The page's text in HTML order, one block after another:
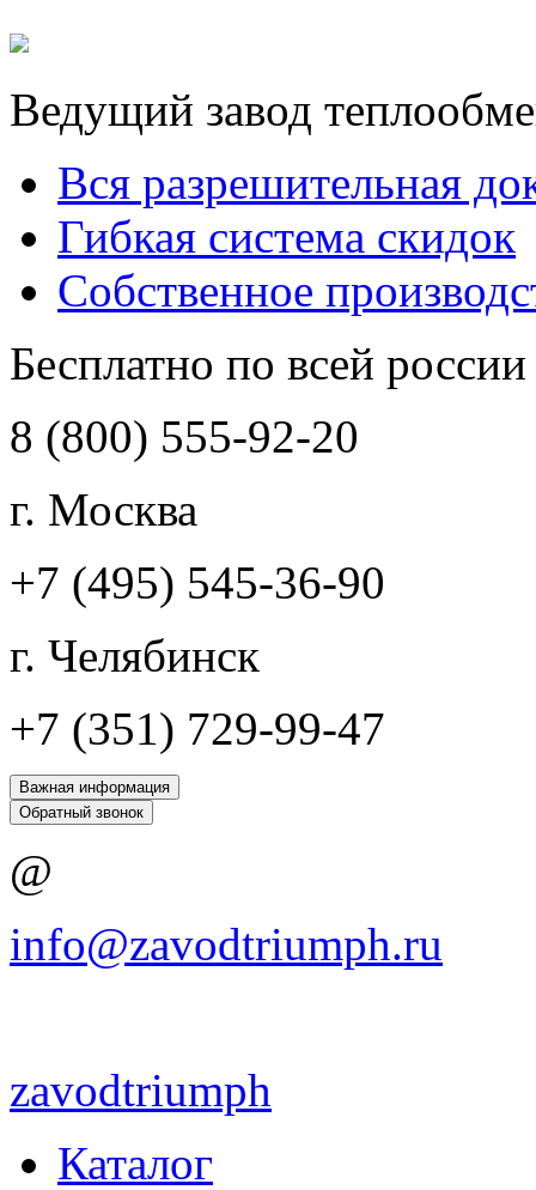
Ведущий завод
Вся разрешительная
Гибкая система скидок
Собственное
Бесплатно по всей россии
8 (800) 555-92-20
г. Москва
+7 (495) 545-36-90
г. Челябинск
+7 (351) 729-99-47
Важная информация
Обратный звонок
@
info@zavodtriumph.ru
zavodtriumph
Каталог